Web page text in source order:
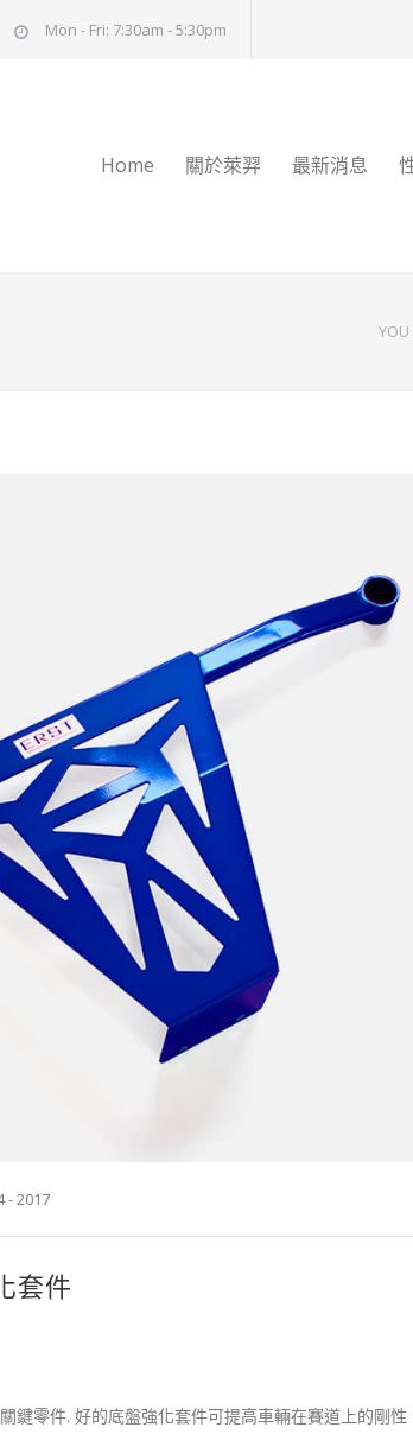
Mon - Fri: 7:30am - 5:30pm
Home 關於萊羿 最新消息
YOU
- 2017
套件
鍵零件. 好的底盤強化套件可提高車輛在賽道上的剛